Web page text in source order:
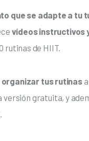
que se adapte a tu
vídeos instructivos
rutinas de HIIT.
tus rutinas
versión gratuita, y